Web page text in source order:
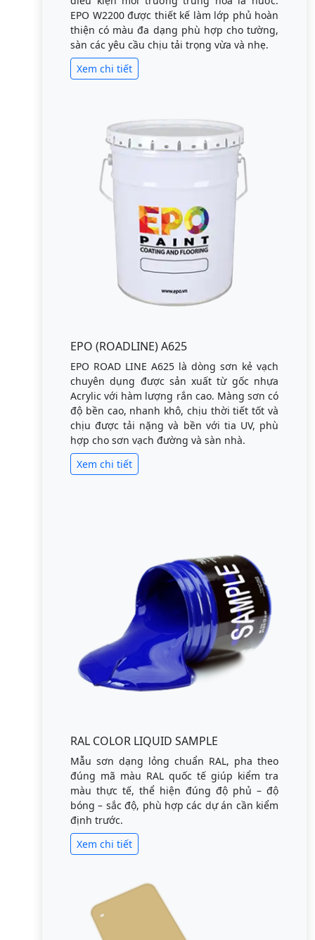
EPO W2200 được thiết kế làm lớp phủ hoàn
thiện có màu đa dạng phù hợp cho tường,
sàn các yêu cầu chịu tải trọng vừa và nhẹ.
Xem chi tiết
EPO (ROADLINE) A625
EPO ROAD LINE A625 là dòng sơn kẻ vạch
chuyên dụng được sản xuất từ gốc nhựa
Acrylic với hàm lượng rắn cao. Màng sơn có
độ bền cao, nhanh khô, chịu thời tiết tốt và
chịu được tải nặng và bền với tia UV, phù
hợp cho sơn vạch đường và sàn nhà.
Xem chi tiết
RAL COLOR LIQUID SAMPLE
Mẫu sơn dạng lỏng chuẩn RAL, pha theo
đúng mã màu RAL quốc tế giúp kiểm tra
màu thực tế, thể hiện đúng độ phủ – độ
bóng – sắc độ, phù hợp các dự án cần kiểm
định trước.
Xem chi tiết